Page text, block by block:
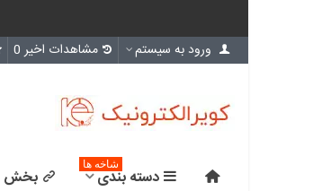
ورود به سیستم مشاهدات اخیر 0
دسته بندی
شاخه ها
بخش